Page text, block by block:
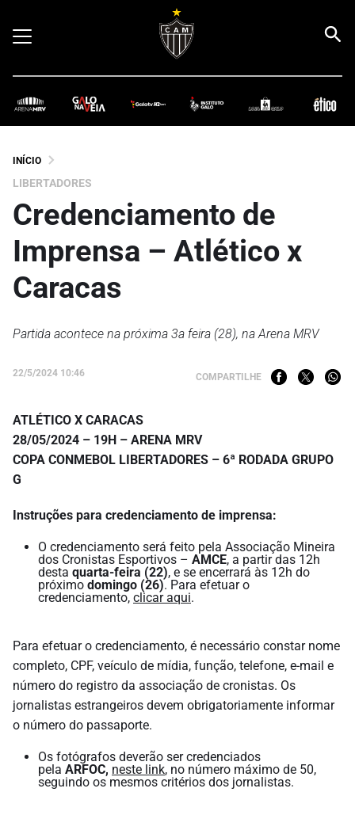
INÍCIO
LIBERTADORES
Credenciamento de
Imprensa – Atlético x
Caracas
Partida acontece na próxima 3a feira (28), na Arena MRV
22/5/2024 10:46 COMPARTILHE
ATLÉTICO X CARACAS
28/05/2024 – 19H – ARENA MRV
COPA CONMEBOL LIBERTADORES – 6ª RODADA GRUPO
G
Instruções para credenciamento de imprensa:
O credenciamento será feito pela Associação Mineira
dos Cronistas Esportivos – AMCE, a partir das 12h
desta quarta-feira (22), e se encerrará às 12h do
próximo domingo (26). Para efetuar o
credenciamento, clicar aqui.
Para efetuar o credenciamento, é necessário constar nome
completo, CPF, veículo de mídia, função, telefone, e-mail e
número do registro da associação de cronistas. Os
jornalistas estrangeiros devem obrigatoriamente informar
o número do passaporte.
Os fotógrafos deverão ser credenciados
pela ARFOC, neste link, no número máximo de 50,
seguindo os mesmos critérios dos jornalistas.